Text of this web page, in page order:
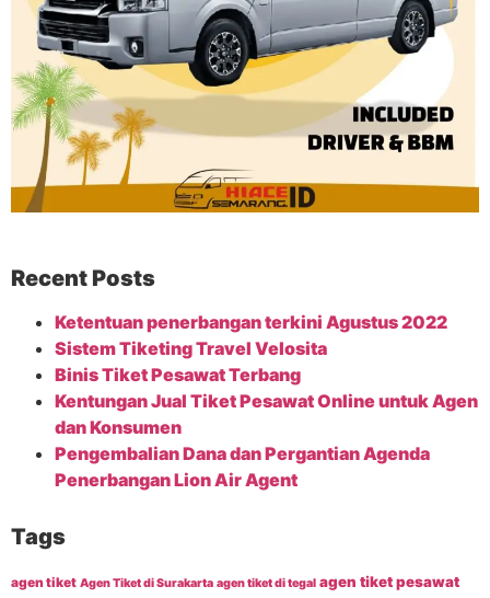
Recent Posts
Ketentuan penerbangan terkini Agustus 2022
Sistem Tiketing Travel Velosita
Binis Tiket Pesawat Terbang
Kentungan Jual Tiket Pesawat Online untuk Agen
dan Konsumen
Pengembalian Dana dan Pergantian Agenda
Penerbangan Lion Air Agent
Tags
agen tiket Agen Tiket di Surakarta agen tiket di tegal agen tiket pesawat